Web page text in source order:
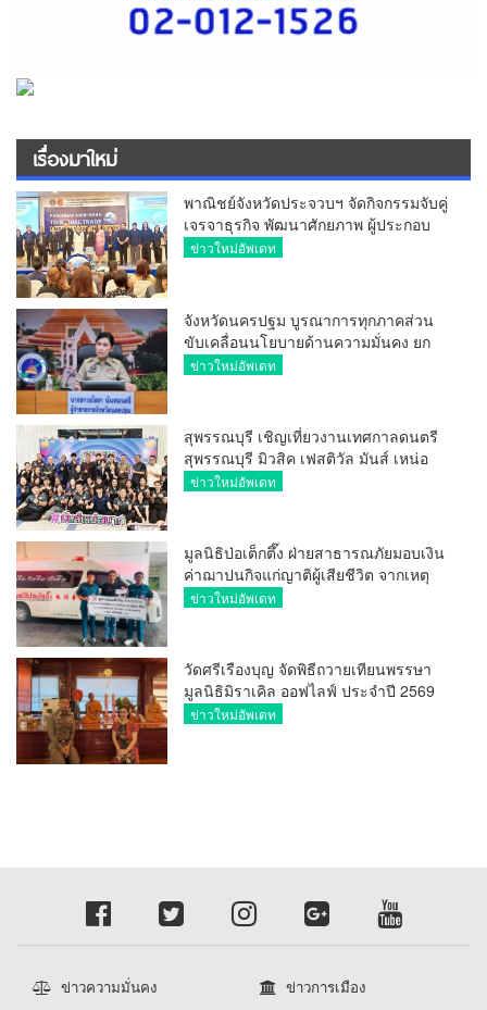
เรื่องมาใหม่
พาณิชย์จังหวัดประจวบฯ จัดกิจกรรมจับคู่
เจรจาธุรกิจ พัฒนาศักยภาพ ผู้ประกอบ
การ ขยายช่องทางการค้า สู่การค้า
ข่าวใหม่อัพเดท
จังหวัดนครปฐม บูรณาการทุกภาคส่วน
ขับเคลื่อนนโยบายด้านความมั่นคง ยก
ระดับการป้องกันอาชญากรรมทาง
ข่าวใหม่อัพเดท
สุพรรณบุรี เชิญเที่ยวงานเทศกาลดนตรี
สุพรรณบุรี มิวสิค เฟสติวัล มันส์ เหน่อ
มาก
ข่าวใหม่อัพเดท
มูลนิธิป่อเต็กตึ๊ง ฝ่ายสาธารณภัยมอบเงิน
ค่าฌาปนกิจแก่ญาติผู้เสียชีวิต จากเหตุ
เพลิงไหม้ โรงเบียร์ ณ ลาดพร้าว จำนวน
ข่าวใหม่อัพเดท
วัดศรีเรืองบุญ จัดพิธีถวายเทียนพรรษา
มูลนิธิมิราเคิล ออฟไลฟ์ ประจำปี 2569
พล.ต.ต.ศิริวัฒน์ ดีพอ ให้เกียรติเป็น
ข่าวใหม่อัพเดท
ข่าวความมั่นคง ข่าวการเมือง